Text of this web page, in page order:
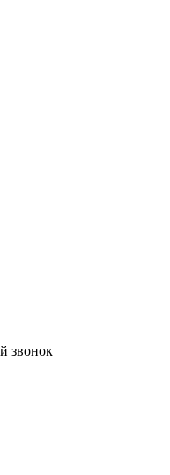
звонок